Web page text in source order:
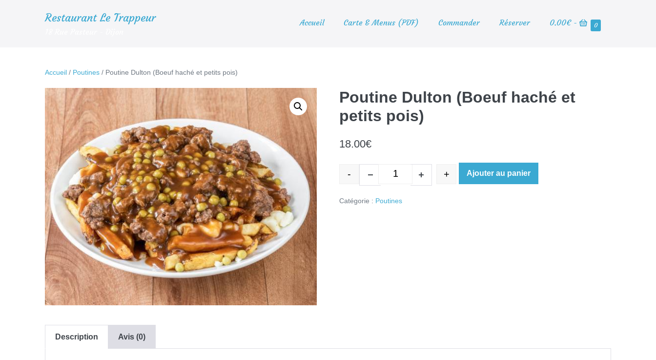
Restaurant Le Trappeur Accueil Carte & Menus (PDF) Commander Réserver
Panier
0.00€ - 0Éléments
Accueil / Poutines / Poutine Dulton (Boeuf haché et petits pois)
Poutine Dulton (Boeuf haché et
petits pois)
18.00€
quantité de Poutine Dulton (Boeuf haché et petits pois)
- + Ajouter au panier
Catégorie : Poutines
Description Avis (0)